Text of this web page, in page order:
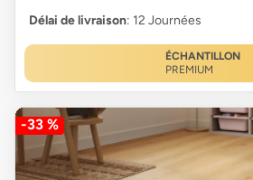
Délai de livraison: 12 Journées
ÉCHANTILLON
PREMIUM
-33 %